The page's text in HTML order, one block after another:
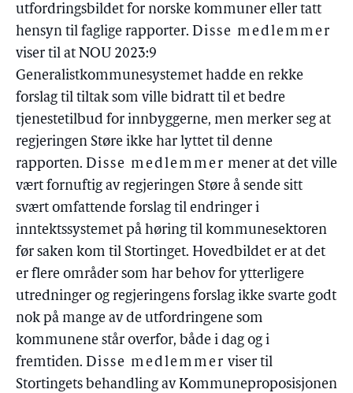
utfordringsbildet for norske kommuner eller tatt
hensyn til faglige rapporter. Disse medlemmer
viser til at NOU 2023:9
Generalistkommunesystemet hadde en rekke
forslag til tiltak som ville bidratt til et bedre
tjenestetilbud for innbyggerne, men merker seg at
regjeringen Støre ikke har lyttet til denne
rapporten. Disse medlemmer mener at det ville
vært fornuftig av regjeringen Støre å sende sitt
svært omfattende forslag til endringer i
inntektssystemet på høring til kommunesektoren
før saken kom til Stortinget. Hovedbildet er at det
er flere områder som har behov for ytterligere
utredninger og regjeringens forslag ikke svarte godt
nok på mange av de utfordringene som
kommunene står overfor, både i dag og i
fremtiden. Disse medlemmer viser til
Stortingets behandling av Kommuneproposisjonen